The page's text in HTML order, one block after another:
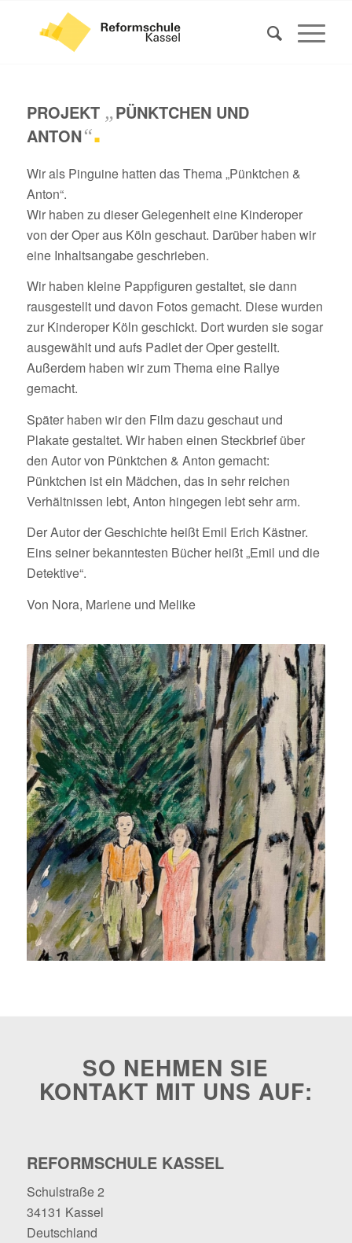
PROJEKT „PÜNKTCHEN UND
ANTON“.
Wir als Pinguine hatten das Thema „Pünktchen &
Anton“.
Wir haben zu dieser Gelegenheit eine Kinderoper
von der Oper aus Köln geschaut. Darüber haben wir
eine Inhaltsangabe geschrieben.
Wir haben kleine Pappfiguren gestaltet, sie dann
rausgestellt und davon Fotos gemacht. Diese wurden
zur Kinderoper Köln geschickt. Dort wurden sie sogar
ausgewählt und aufs Padlet der Oper gestellt.
Außerdem haben wir zum Thema eine Rallye
gemacht.
Später haben wir den Film dazu geschaut und
Plakate gestaltet. Wir haben einen Steckbrief über
den Autor von Pünktchen & Anton gemacht:
Pünktchen ist ein Mädchen, das in sehr reichen
Verhältnissen lebt, Anton hingegen lebt sehr arm.
Der Autor der Geschichte heißt Emil Erich Kästner.
Eins seiner bekanntesten Bücher heißt „Emil und die
Detektive“.
Von Nora, Marlene und Melike
SO NEHMEN SIE
KONTAKT MIT UNS AUF:
REFORMSCHULE KASSEL
Schulstraße 2
34131 Kassel
Deutschland